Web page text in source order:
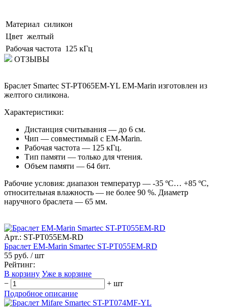
Материал силикон
Цвет желтый
Рабочая частота 125 кГц
ОТЗЫВЫ
Браслет Smartec ST-PT065EM-YL EM-Marin изготовлен из
желтого силикона.
Характеристики:
Дистанция считывания — до 6 см.
Чип — совместимый с EM-Marin.
Рабочая частота — 125 кГц.
Тип памяти — только для чтения.
Объем памяти — 64 бит.
Рабочие условия: диапазон температур — -35 ºС… +85 ºС,
относительная влажность — не более 90 %. Диаметр
наручного браслета — 65 мм.
Арт.: ST-PT055EM-RD
Браслет EM-Marin Smartec ST-PT055EM-RD
55 руб. / шт
Рейтинг:
В корзину Уже в корзине
−
+ шт
Подробное описание